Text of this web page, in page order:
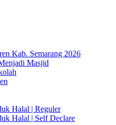
Kab. Semarang 2026
Masjid
Halal | Reguler
Halal | Self Declare